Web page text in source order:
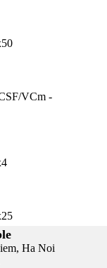
VCm -
Ha Noi